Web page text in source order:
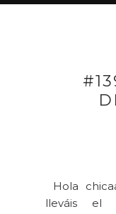
Hola
lleváis el